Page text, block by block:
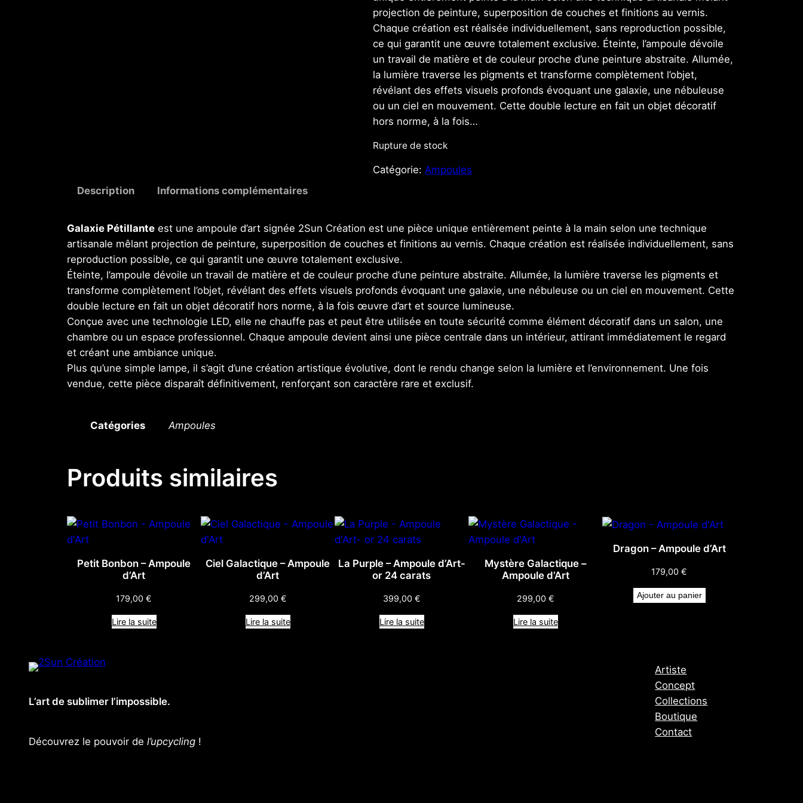
projection de peinture, superposition de couches et finitions au vernis.
Chaque création est réalisée individuellement, sans reproduction possible,
ce qui garantit une œuvre totalement exclusive. Éteinte, l’ampoule dévoile
un travail de matière et de couleur proche d’une peinture abstraite. Allumée,
la lumière traverse les pigments et transforme complètement l’objet,
révélant des effets visuels profonds évoquant une galaxie, une nébuleuse
ou un ciel en mouvement. Cette double lecture en fait un objet décoratif
hors norme, à la fois…
Rupture de stock
Catégorie: Ampoules
Description
Informations complémentaires
Galaxie Pétillante est une ampoule d’art signée 2Sun Création est une pièce unique entièrement peinte à la main selon une technique
artisanale mêlant projection de peinture, superposition de couches et finitions au vernis. Chaque création est réalisée individuellement, sans
reproduction possible, ce qui garantit une œuvre totalement exclusive.
Éteinte, l’ampoule dévoile un travail de matière et de couleur proche d’une peinture abstraite. Allumée, la lumière traverse les pigments et
transforme complètement l’objet, révélant des effets visuels profonds évoquant une galaxie, une nébuleuse ou un ciel en mouvement. Cette
double lecture en fait un objet décoratif hors norme, à la fois œuvre d’art et source lumineuse.
Conçue avec une technologie LED, elle ne chauffe pas et peut être utilisée en toute sécurité comme élément décoratif dans un salon, une
chambre ou un espace professionnel. Chaque ampoule devient ainsi une pièce centrale dans un intérieur, attirant immédiatement le regard
et créant une ambiance unique.
Plus qu’une simple lampe, il s’agit d’une création artistique évolutive, dont le rendu change selon la lumière et l’environnement. Une fois
vendue, cette pièce disparaît définitivement, renforçant son caractère rare et exclusif.
Catégories Ampoules
Produits similaires
Petit Bonbon – Ampoule
d’Art
179,00 €
Lire la suite
Ciel Galactique – Ampoule
d’Art
299,00 €
Lire la suite
La Purple – Ampoule d’Art-
or 24 carats
399,00 €
Lire la suite
Mystère Galactique –
Ampoule d’Art
299,00 €
Lire la suite
Dragon – Ampoule d’Art
179,00 €
Ajouter au panier
L’art de sublimer l’impossible.
Découvrez le pouvoir de l’upcycling !
Artiste
Concept
Collections
Boutique
Contact